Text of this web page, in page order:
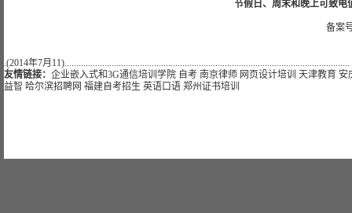
节假日、周末和晚上可致电
备案
.(2014年7月11).........................................................................................................................
友情链接： 企业嵌入式和3G通信培训学院 自考 南京律师 网页设计培训 天津教育 安
益智 哈尔滨招聘网 福建自考招生 英语口语 郑州证书培训